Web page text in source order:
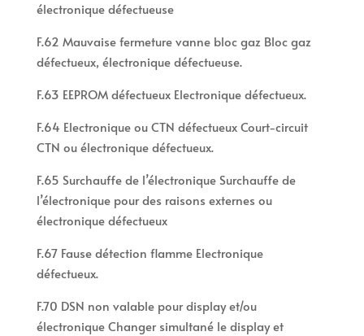
électronique défectueuse
F.62 Mauvaise fermeture vanne bloc gaz Bloc gaz
défectueux, électronique défectueuse.
F.63 EEPROM défectueux Electronique défectueux.
F.64 Electronique ou CTN défectueux Court-circuit
CTN ou électronique défectueux.
F.65 Surchauffe de l’électronique Surchauffe de
l’électronique pour des raisons externes ou
électronique défectueux
F.67 Fause détection flamme Electronique
défectueux.
F.70 DSN non valable pour display et/ou
électronique Changer simultané le display et